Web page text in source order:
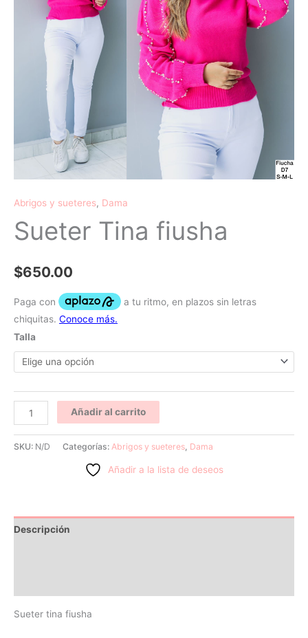
Abrigos y sueteres, Dama
Sueter Tina fiusha
$650.00
Talla
Añadir al carrito
SKU: N/D Categorías: Abrigos y sueteres, Dama
Añadir a la lista de deseos
Descripción
Sueter tina fiusha